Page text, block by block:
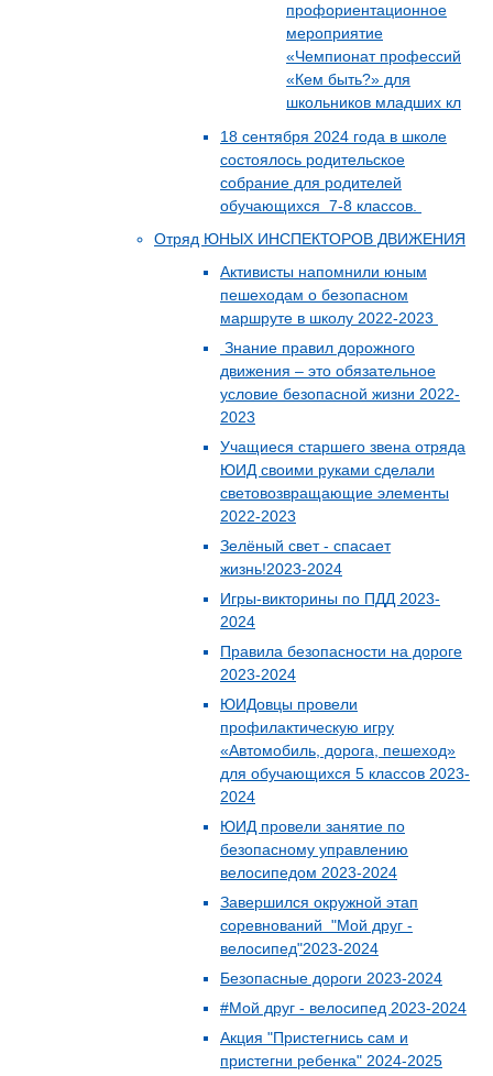
профориентационное
мероприятие
«Чемпионат профессий
«Кем быть?» для
школьников младших кл
18 сентября 2024 года в школе
состоялось родительское
собрание для родителей
обучающихся 7-8 классов.
Отряд ЮНЫХ ИНСПЕКТОРОВ ДВИЖЕНИЯ
Активисты напомнили юным
пешеходам о безопасном
маршруте в школу 2022-2023
Знание правил дорожного
движения – это обязательное
условие безопасной жизни 2022-
2023
Учащиеся старшего звена отряда
ЮИД своими руками сделали
световозвращающие элементы
2022-2023
Зелёный свет - спасает
жизнь!2023-2024
Игры-викторины по ПДД 2023-
2024
Правила безопасности на дороге
2023-2024
ЮИДовцы провели
профилактическую игру
«Автомобиль, дорога, пешеход»
для обучающихся 5 классов 2023-
2024
ЮИД провели занятие по
безопасному управлению
велосипедом 2023-2024
Завершился окружной этап
соревнований "Мой друг -
велосипед"2023-2024
Безопасные дороги 2023-2024
#Мой друг - велосипед 2023-2024
Акция "Пристегнись сам и
пристегни ребенка" 2024-2025